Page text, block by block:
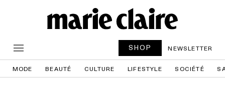
SHOP NEWSLETTER
MODE BEAUTÉ CULTURE LIFESTYLE SOCIÉTÉ